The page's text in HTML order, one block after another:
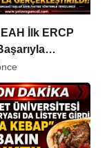
İlk ERCP